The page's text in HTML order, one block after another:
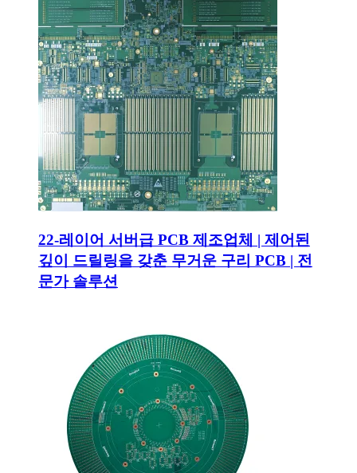
22-레이어 서버급 PCB 제조업체 | 제어된
깊이 드릴링을 갖춘 무거운 구리 PCB | 전
문가 솔루션